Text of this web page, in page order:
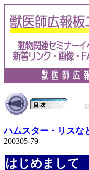
ハムスター・リスな
200305-79
はじめまして